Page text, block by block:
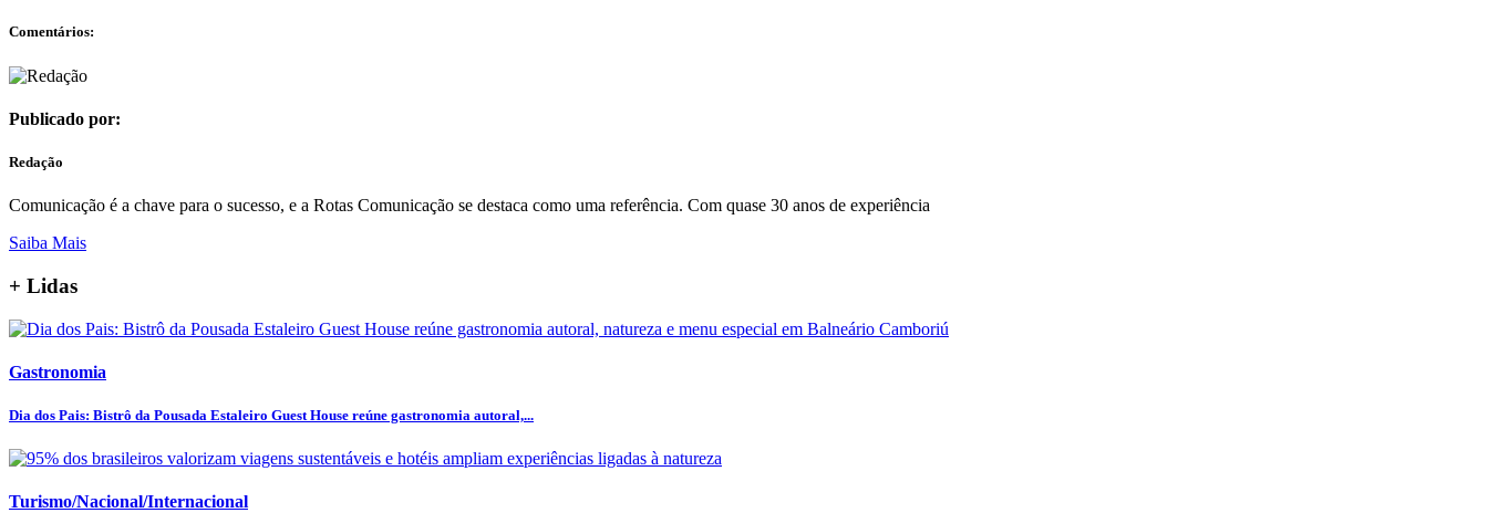
Comentários:
Publicado por:
Redação
Comunicação é a chave para o sucesso, e a Rotas Comunicação se destaca como uma referência. Com quase 30 anos de experiência
Saiba Mais
+ Lidas
Gastronomia
Dia dos Pais: Bistrô da Pousada Estaleiro Guest House reúne gastronomia autoral,...
Turismo/Nacional/Internacional